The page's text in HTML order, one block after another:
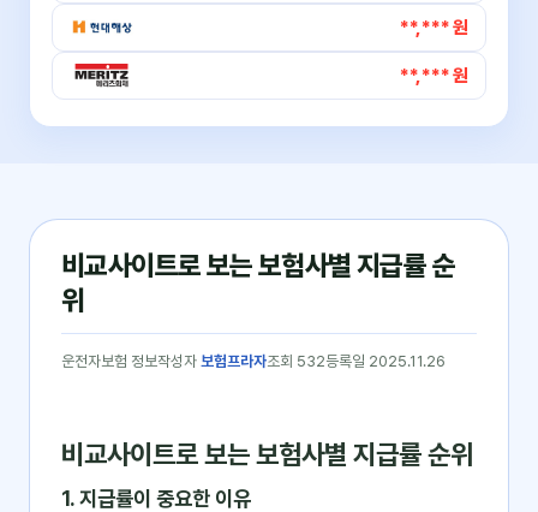
**,*** 원
**,*** 원
비교사이트로 보는 보험사별 지급률 순
위
운전자보험 정보작성자 보험프라자조회 532등록일 2025.11.26
비교사이트로 보는 보험사별 지급률 순위
1. 지급률이 중요한 이유